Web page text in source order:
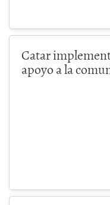
Catar
apoyo a la